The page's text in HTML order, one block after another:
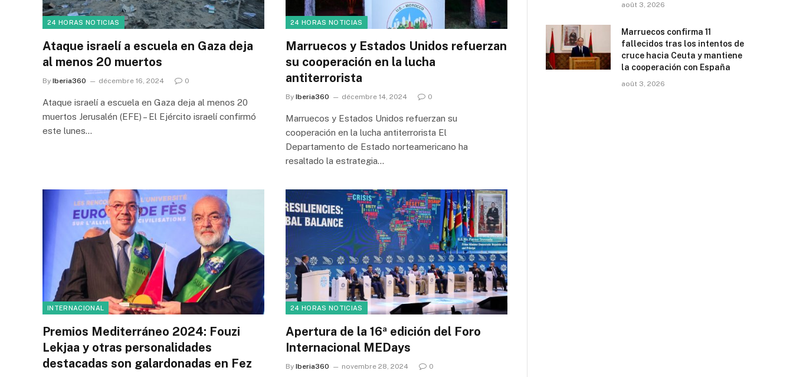
24 HORAS NOTICIAS
Ataque israelí a escuela en Gaza deja
al menos 20 muertos
By Iberia360 décembre 16, 2024 0
Ataque israelí a escuela en Gaza deja al menos 20
muertos Jerusalén (EFE) – El Ejército israelí confirmó
este lunes…
24 HORAS NOTICIAS
Marruecos y Estados Unidos refuerzan
su cooperación en la lucha
antiterrorista
By Iberia360 décembre 14, 2024 0
Marruecos y Estados Unidos refuerzan su
cooperación en la lucha antiterrorista El
Departamento de Estado norteamericano ha
resaltado la estrategia…
INTERNACIONAL
Premios Mediterráneo 2024: Fouzi
Lekjaa y otras personalidades
destacadas son galardonadas en Fez
24 HORAS NOTICIAS
Apertura de la 16ª edición del Foro
Internacional MEDays
By Iberia360 novembre 28, 2024 0
août 3, 2026
Marruecos confirma 11
fallecidos tras los intentos de
cruce hacia Ceuta y mantiene
la cooperación con España
août 3, 2026